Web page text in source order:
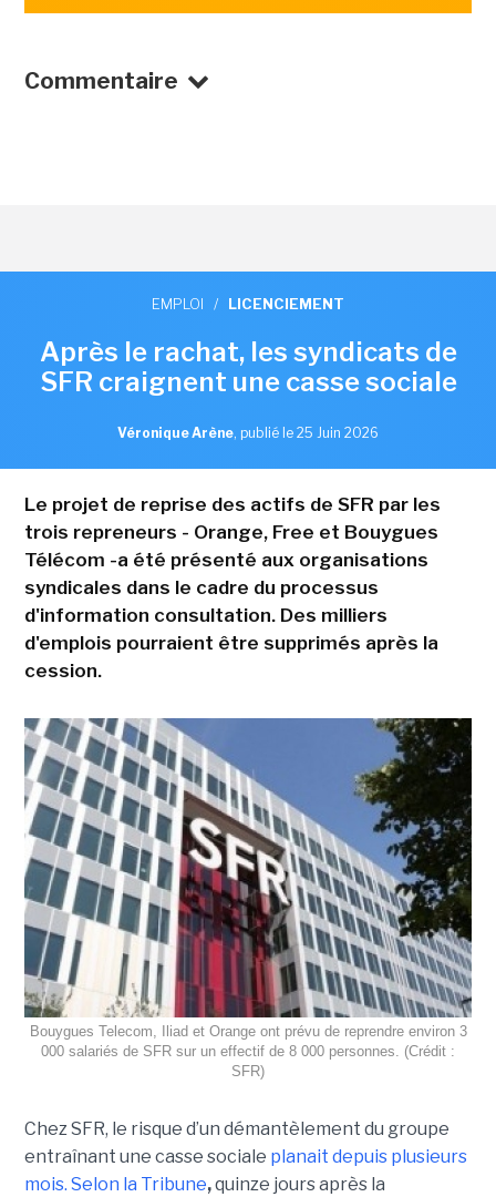
Commentaire
EMPLOI / LICENCIEMENT
Après le rachat, les syndicats de
SFR craignent une casse sociale
Véronique Arène, publié le 25 Juin 2026
Le projet de reprise des actifs de SFR par les
trois repreneurs - Orange, Free et Bouygues
Télécom -a été présenté aux organisations
syndicales dans le cadre du processus
d'information consultation. Des milliers
d'emplois pourraient être supprimés après la
cession.
Bouygues Telecom, Iliad et Orange ont prévu de reprendre environ 3
000 salariés de SFR sur un effectif de 8 000 personnes. (Crédit :
SFR)
Chez SFR, le risque d’un démantèlement du groupe
entraînant une casse sociale planait depuis plusieurs
mois. Selon la Tribune,quinze jours après la